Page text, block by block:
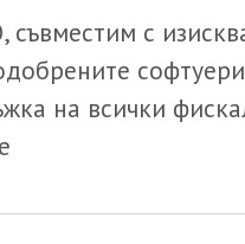
с
на всички